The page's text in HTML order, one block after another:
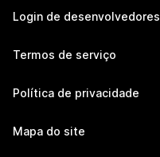
Login de desenvolvedores
Termos de serviço
Política de privacidade
Mapa do site